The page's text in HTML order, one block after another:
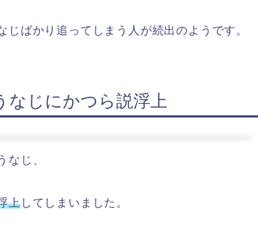
じばかり追ってしまう人が続出のようです。
なじにかつら説浮上
なじ、
上してしまいました。